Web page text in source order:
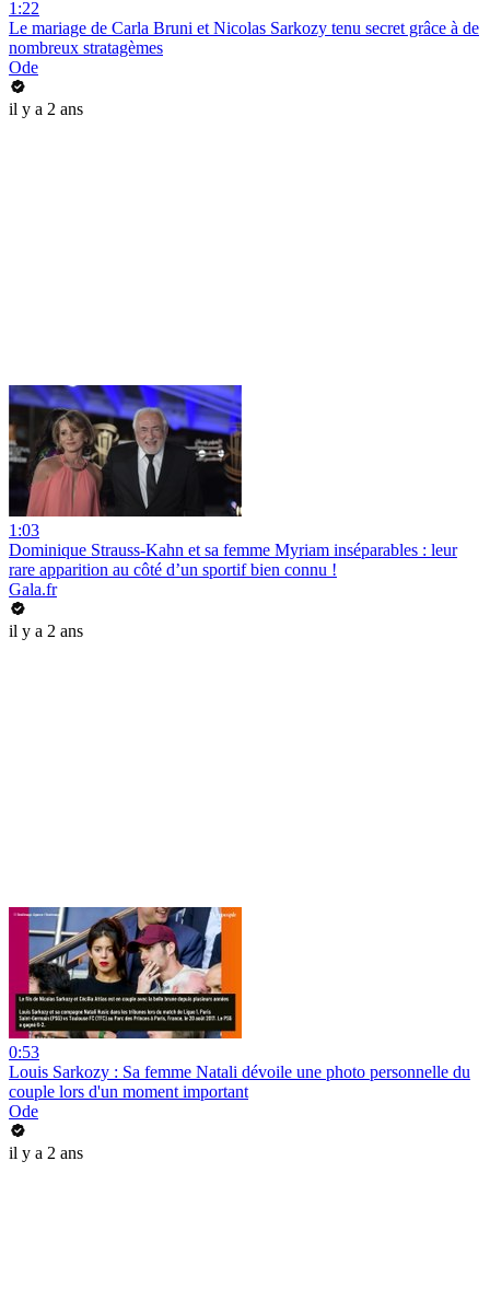
1:22
Le mariage de Carla Bruni et Nicolas Sarkozy tenu secret grâce à de
nombreux stratagèmes
Ode
il y a 2 ans
1:03
Dominique Strauss-Kahn et sa femme Myriam inséparables : leur
rare apparition au côté d’un sportif bien connu !
Gala.fr
il y a 2 ans
0:53
Louis Sarkozy : Sa femme Natali dévoile une photo personnelle du
couple lors d'un moment important
Ode
il y a 2 ans